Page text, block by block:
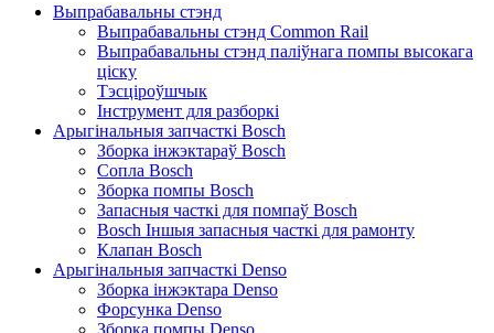
Выпрабавальны стэнд
Выпрабавальны стэнд Common Rail
Выпрабавальны стэнд паліўнага помпы высокага
ціску
Тэсціроўшчык
Інструмент для разборкі
Арыгінальныя запчасткі Bosch
Зборка інжэктараў Bosch
Сопла Bosch
Зборка помпы Bosch
Запасныя часткі для помпаў Bosch
Bosch Іншыя запасныя часткі для рамонту
Клапан Bosch
Арыгінальныя запчасткі Denso
Зборка інжэктара Denso
Форсунка Denso
Зборка помпы Denso